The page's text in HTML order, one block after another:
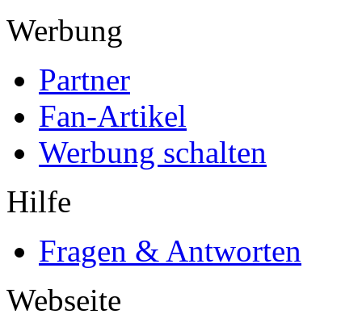
Werbung
Partner
Fan-Artikel
Werbung schalten
Hilfe
Fragen & Antworten
Webseite